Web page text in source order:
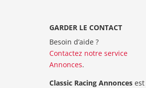
GARDER LE CONTACT
Besoin d’aide ?
Contactez notre service
Annonces.
Classic Racing Annoncesest